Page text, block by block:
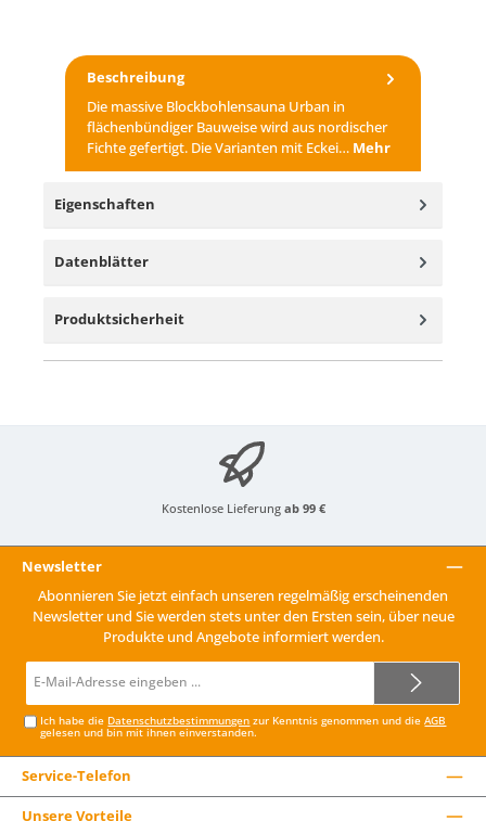
Beschreibung
Die massive Blockbohlensauna Urban in
flächenbündiger Bauweise wird aus nordischer
Fichte gefertigt. Die Varianten mit Eckei… Mehr
Eigenschaften
Datenblätter
Produktsicherheit
Kostenlose Lieferung ab 99 €
Newsletter
Abonnieren Sie jetzt einfach unseren regelmäßig erscheinenden
Newsletter und Sie werden stets unter den Ersten sein, über neue
Produkte und Angebote informiert werden.
Mail-
Ich habe die Datenschutzbestimmungen zur Kenntnis genommen und dieAGB
gelesen und bin mit ihnen einverstanden.
Service-Telefon
Unsere Vorteile